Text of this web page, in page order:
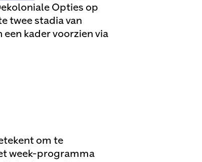
Opties op
twee stadia van
kader voorzien via
om te
week-programma